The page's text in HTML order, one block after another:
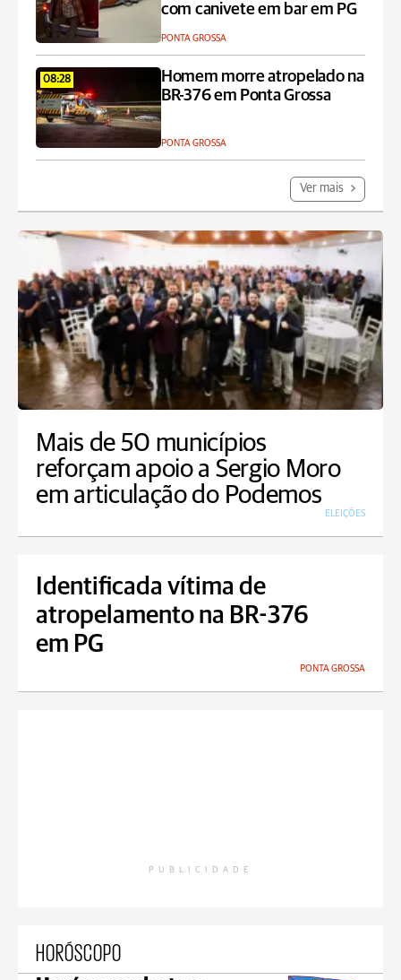
com canivete em bar em PG
PONTA GROSSA
08:28
Homem morre atropelado na
BR-376 em Ponta Grossa
PONTA GROSSA
Ver mais
Mais de 50 municípios
reforçam apoio a Sergio Moro
em articulação do Podemos
ELEIÇÕES
Identificada vítima de
atropelamento na BR-376
em PG
PONTA GROSSA
PUBLICIDADE
HORÓSCOPO